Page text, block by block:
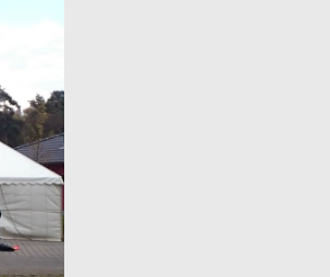
Weiter